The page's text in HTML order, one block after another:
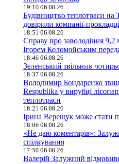
19:10 06.08.26
Будівництво теплотраси на
довірили компанії-прокладці
18:51 06.08.26
Справу про заволодіння
Ігорем Коломойським
18:46 06.08.26
Зеленський звільнив
18:37 06.08.26
Володимир Бондаренко
Respublika у вирубці
теплотраси
18:21 06.08.26
Ірина Верещук може стати
18:06 06.08.26
«Не даю коментарів»:
спілкування
17:50 06.08.26
Валерій Залужний